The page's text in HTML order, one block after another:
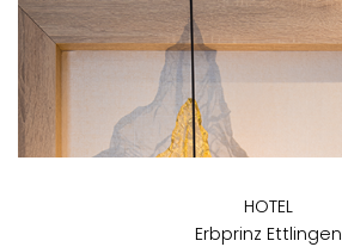
HOTEL
Erbprinz Ettlingen